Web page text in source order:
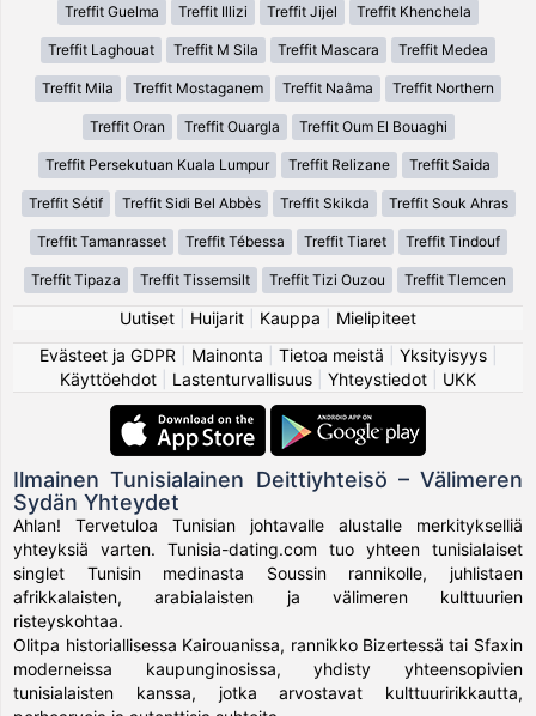
Treffit Guelma Treffit Illizi Treffit Jijel Treffit Khenchela
Treffit Laghouat Treffit M Sila Treffit Mascara Treffit Medea
Treffit Mila Treffit Mostaganem Treffit Naâma Treffit Northern
Treffit Oran Treffit Ouargla Treffit Oum El Bouaghi
Treffit Persekutuan Kuala Lumpur Treffit Relizane Treffit Saida
Treffit Sétif Treffit Sidi Bel Abbès Treffit Skikda Treffit Souk Ahras
Treffit Tamanrasset Treffit Tébessa Treffit Tiaret Treffit Tindouf
Treffit Tipaza Treffit Tissemsilt Treffit Tizi Ouzou Treffit Tlemcen
Uutiset Huijarit Kauppa
Mielipiteet
Evästeet ja GDPR
Mainonta Tietoa meistä Yksityisyys|
Käyttöehdot
Lastenturvallisuus Yhteystiedot UKK
Ilmainen Tunisialainen Deittiyhteisö – Välimeren
Sydän Yhteydet
Ahlan! Tervetuloa Tunisian johtavalle alustalle merkitykselliä
yhteyksiä varten. Tunisia-dating.com tuo yhteen tunisialaiset
singlet Tunisin medinasta Soussin rannikolle, juhlistaen
afrikkalaisten, arabialaisten ja välimeren kulttuurien
risteyskohtaa.
Olitpa historiallisessa Kairouanissa, rannikko Bizertessä tai Sfaxin
moderneissa kaupunginosissa, yhdisty yhteensopivien
tunisialaisten kanssa, jotka arvostavat kulttuuririkkautta,